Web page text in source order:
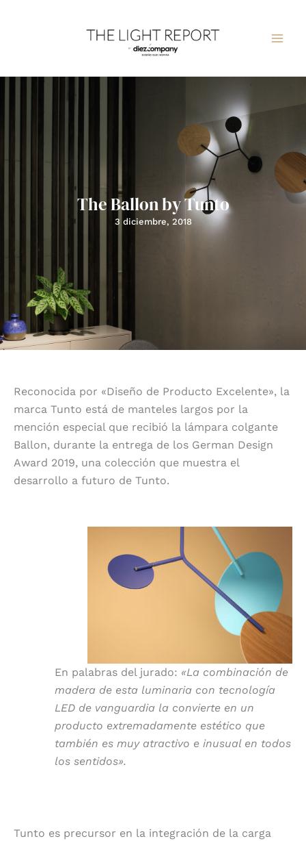
The Ballon by Tunto
3 diciembre, 2018
Reconocida por «Diseño de Producto Excelente», la
marca Tunto está de manteles largos por la
mención especial que recibió la lámpara colgante
Ballon, durante la entrega de los German Design
Award 2019, una colección que muestra el
desarrollo a futuro de Tunto.
En palabras del jurado: «La combinación de
madera de esta luminaria con tecnología
LED de vanguardia la convierte en un
producto extremadamente estético que
también es muy atractivo e inusual en todos
los sentidos».
Tunto es precursor en la integración de la carga